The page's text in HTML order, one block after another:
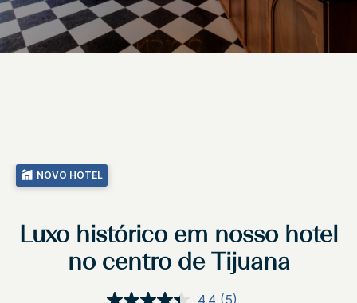
NOVO HOTEL
Luxo histórico em nosso hotel
no centro de Tijuana
4.4 (5)